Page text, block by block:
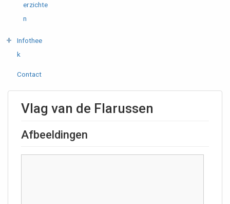
erzichte
n
Infothee
k
Contact
Vlag van de Flarussen
Afbeeldingen